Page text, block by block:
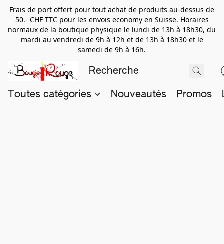
Frais de port offert pour tout achat de produits au-dessus de
50.- CHF TTC pour les envois economy en Suisse. Horaires
normaux de la boutique physique le lundi de 13h à 18h30, du
mardi au vendredi de 9h à 12h et de 13h à 18h30 et le
samedi de 9h à 16h.
Toutes catégories Nouveautés Promos